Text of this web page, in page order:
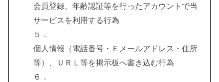
会員登録、年齢認証等を行ったアカウントで当
サービスを利用する行為
５．
個人情報（電話番号・Ｅメールアドレス・住所
等）、ＵＲＬ等を掲示板へ書き込む行為
６．